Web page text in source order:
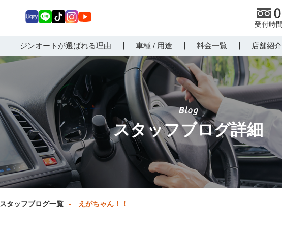
ジンオートが選ばれる理由 車種 / 用途 料金一覧 店舗紹介
ey E
Tokagr
am
uT
ub
スタッフブログ詳細
スタッフブログ一覧 えがちゃん！！